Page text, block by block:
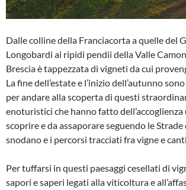
Dalle colline della Franciacorta a quelle del
Longobardi ai ripidi pendii della Valle
Brescia è tappezzata di vigneti da cui
La fine dell’estate e l’inizio dell’autunno
per andare alla scoperta di questi
enoturistici che hanno fatto
scoprire e da assaporare seguendo le Strade
snodano e i percorsi tracciati fra vigne e
Per tuffarsi in questi paesaggi cesellati di
sapori e saperi legati alla viticoltura e